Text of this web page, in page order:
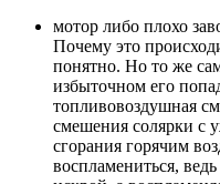
мотор либо плохо
Почему это
понятно. Но то же
избыточном его
топливовоздушная
смешения солярки с
сгорания горячим
воспламениться,